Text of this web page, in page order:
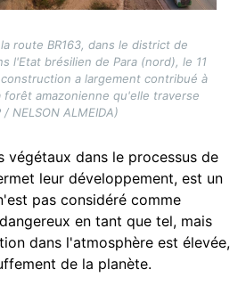
route BR163, dans le district de
l'Etat brésilien de Para (nord), le 11
a largement contribué à
amazonienne qu'elle traverse
/ NELSON ALMEIDA)
végétaux dans le processus de
leur développement, est un
pas considéré comme
en tant que tel, mais
dans l'atmosphère est élevée,
de la planète.